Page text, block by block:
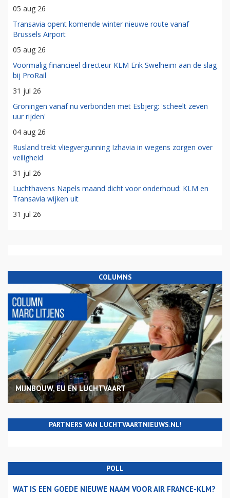
05 aug 26
Transavia opent komende winter nieuwe route vanaf
Brussels Airport
05 aug 26
Voormalig financieel directeur KLM Erik Swelheim aan de slag
bij ProRail
31 jul 26
Groningen vanaf nu verbonden met Esbjerg: 'scheelt zeven
uur rijden'
04 aug 26
Rusland trekt vliegvergunning Izhavia in wegens zorgen over
veiligheid
31 jul 26
Luchthavens Napels maand dicht voor onderhoud: KLM en
Transavia wijken uit
31 jul 26
COLUMNS
MIJNBOUW, EU EN LUCHTVAART
PARTNERS VAN LUCHTVAARTNIEUWS.NL!
POLL
WAT IS EEN GOEDE NIEUWE NAAM VOOR AIR FRANCE-KLM?